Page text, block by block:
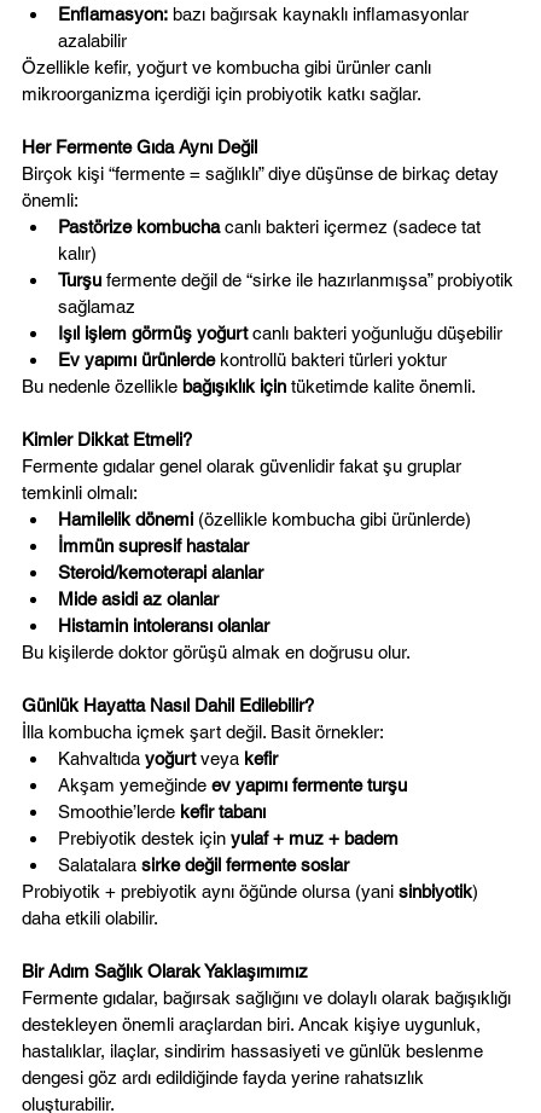
Enflamasyon: bazı bağırsak kaynaklı inflamasyonlar
azalabilir
Özellikle kefir, yoğurt ve kombucha gibi ürünler canlı
mikroorganizma içerdiği için probiyotik katkı sağlar.
Her Fermente Gıda Aynı Değil
Birçok kişi “fermente = sağlıklı” diye düşünse de birkaç detay
önemli:
Pastörize kombucha canlı bakteri içermez (sadece tat
kalır)
Turşu fermente değil de “sirke ile hazırlanmışsa” probiyotik
sağlamaz
Işıl işlem görmüş yoğurt canlı bakteri yoğunluğu düşebilir
Ev yapımı ürünlerde kontrollü bakteri türleri yoktur
Bu nedenle özellikle bağışıklık için tüketimde kalite önemli.
Kimler Dikkat Etmeli?
Fermente gıdalar genel olarak güvenlidir fakat şu gruplar
temkinli olmalı:
Hamilelik dönemi (özellikle kombucha gibi ürünlerde)
İmmün supresif hastalar
Steroid/kemoterapi alanlar
Mide asidi az olanlar
Histamin intoleransı olanlar
Bu kişilerde doktor görüşü almak en doğrusu olur.
Günlük Hayatta Nasıl Dahil Edilebilir?
İlla kombucha içmek şart değil. Basit örnekler:
Kahvaltıda yoğurt veya kefir
Akşam yemeğinde ev yapımı fermente turşu
Smoothie’lerde kefir tabanı
Prebiyotik destek için yulaf + muz + badem
Salatalara sirke değil fermente soslar
Probiyotik + prebiyotik aynı öğünde olursa (yani sinbiyotik)
daha etkili olabilir.
Bir Adım Sağlık Olarak Yaklaşımımız
Fermente gıdalar, bağırsak sağlığını ve dolaylı olarak bağışıklığı
destekleyen önemli araçlardan biri. Ancak kişiye uygunluk,
hastalıklar, ilaçlar, sindirim hassasiyeti ve günlük beslenme
dengesi göz ardı edildiğinde fayda yerine rahatsızlık
oluşturabilir.